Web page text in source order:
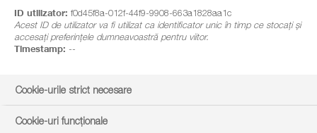
ID utilizator: f0d45f8a-012f-44f9-9908-663a1828aa1c
Acest ID de utilizator va fi utilizat ca identificator unic în timp ce stocați și
accesați preferințele dumneavoastră pentru viitor.
Timestamp: --
Cookie-urile strict necesare
Cookie-uri funcționale